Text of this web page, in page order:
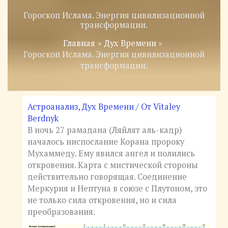
Гороскоп Ислама. Энергия цивилизационной
трансформации.
Главная
Дух Времени
Гороскоп Ислама. Энергия цивилизационной
трансформации.
Астроанализ,Дух Времени/ ОтVitaley
Berdnyk
В ночь 27 рамадана (Ляйлят аль-кадр)
началось ниспослание Корана пророку
Мухаммеду. Ему явился ангел и полились
откровения. Карта с мистической стороны
действительно говорящая. Соединение
Меркурия и Нептуна в союзе с Плутоном, это
не только сила откровения, но и сила
преобразования.